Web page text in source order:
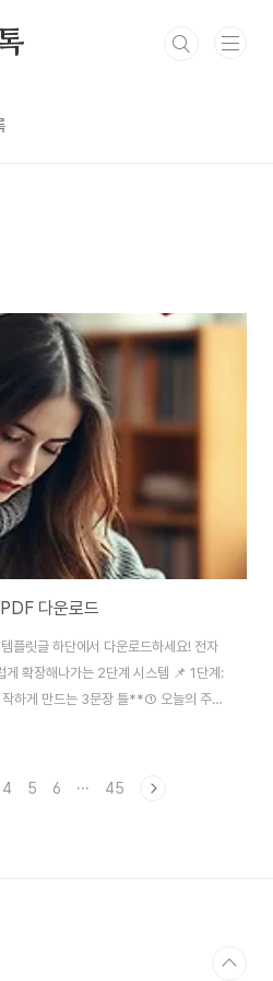
다운로드
플릿글 하단에서 다운로드하세요! 전자
게 확장해나가는 2단계 시스템 📌 1단계:
작하게 만드는 3문장 틀**① 오늘의 주
아는 지식 or 경험:
– "야간 근무 생존 루틴"**① 오늘의 주
4 5 6 ··· 45